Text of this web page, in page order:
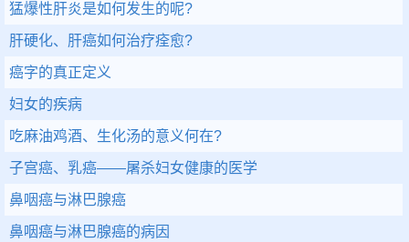
猛爆性肝炎是如何发生的呢?
肝硬化、肝癌如何治疗痊愈?
癌字的真正定义
妇女的疾病
吃麻油鸡酒、生化汤的意义何在?
子宫癌、乳癌——屠杀妇女健康的医学
鼻咽癌与淋巴腺癌
鼻咽癌与淋巴腺癌的病因